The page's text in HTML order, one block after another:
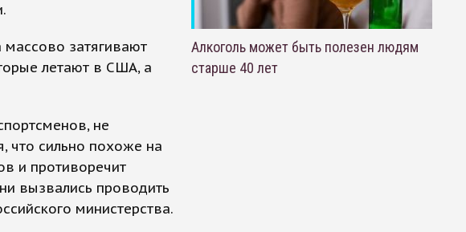
затягивают
летают в США, а
не
что сильно похоже на
и противоречит
вызвались проводить
министерства.
Алкоголь может быть полезен людям
старше 40 лет